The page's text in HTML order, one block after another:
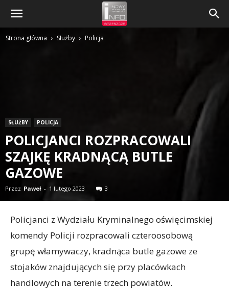
Strona główna Służby Policja
SŁUŻBY POLICJA
POLICJANCI ROZPRACOWALI
SZAJKĘ KRADNĄCĄ BUTLE
GAZOWE
Przez Paweł - 1 lutego 2023 3
Policjanci z Wydziału Kryminalnego oświęcimskiej
komendy Policji rozpracowali czteroosobową
grupę włamywaczy, kradnąca butle gazowe ze
stojaków znajdujących się przy placówkach
handlowych na terenie trzech powiatów.